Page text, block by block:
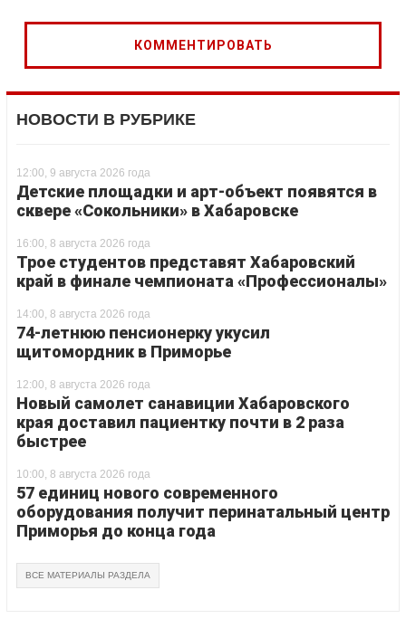
НОВОСТИ В РУБРИКЕ
12:00, 9 августа 2026 года
Детские площадки и арт-объект появятся в
сквере «Сокольники» в Хабаровске
16:00, 8 августа 2026 года
Трое студентов представят Хабаровский
край в финале чемпионата «Профессионалы»
14:00, 8 августа 2026 года
74-летнюю пенсионерку укусил
щитомордник в Приморье
12:00, 8 августа 2026 года
Новый самолет санавиции Хабаровского
края доставил пациентку почти в 2 раза
быстрее
10:00, 8 августа 2026 года
57 единиц нового современного
оборудования получит перинатальный центр
Приморья до конца года
ВСЕ МАТЕРИАЛЫ РАЗДЕЛА